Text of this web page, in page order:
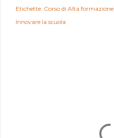
Etichette: Corso di Alta formazione
Innovare la scuola